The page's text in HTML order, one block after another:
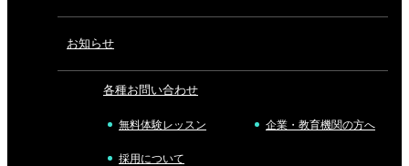
お知らせ
各種お問い合わせ
無料体験レッスン 企業・教育機関の方へ
採用について